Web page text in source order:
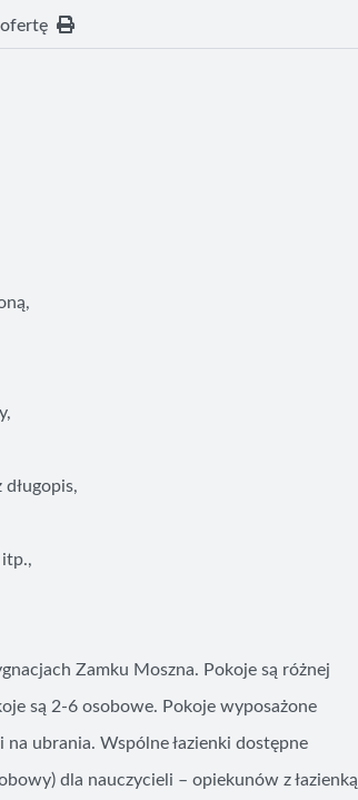
Zamku Moszna. Pokoje są różnej
są 2-6 osobowe. Pokoje wyposażone
na ubrania. Wspólne łazienki dostępne
dla nauczycieli – opiekunów z łazienką